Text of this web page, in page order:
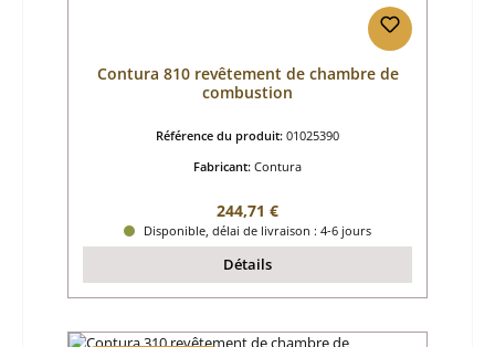
Contura 810 revêtement de chambre de
combustion
Référence du produit: 01025390
Fabricant: Contura
Prix régulier :
244,71 €
Disponible, délai de livraison : 4-6 jours
Détails